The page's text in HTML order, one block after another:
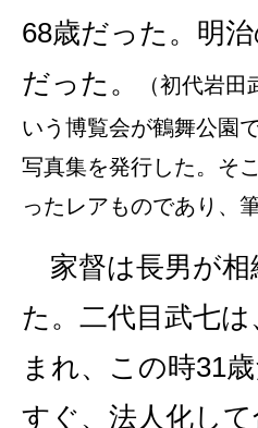
68歳だった。明
だった。
（初代岩
いう博覧会が鶴舞公園
写真集を発行した。そ
ったレアものであり、
家督は長男が相
た。二代目武七
まれ、この時31
すぐ、法人化し